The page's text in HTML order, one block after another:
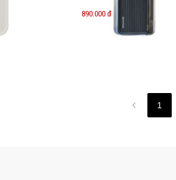
890.000 đ
1